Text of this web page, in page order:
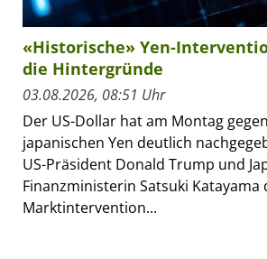
«Historische» Yen-
die Hintergründe
03.08.2026, 08:51 Uhr
Der US-Dollar hat am Montag
japanischen Yen deutlich
US-Präsident Donald Trump und
Finanzministerin Satsuki Katayama
Marktintervention...